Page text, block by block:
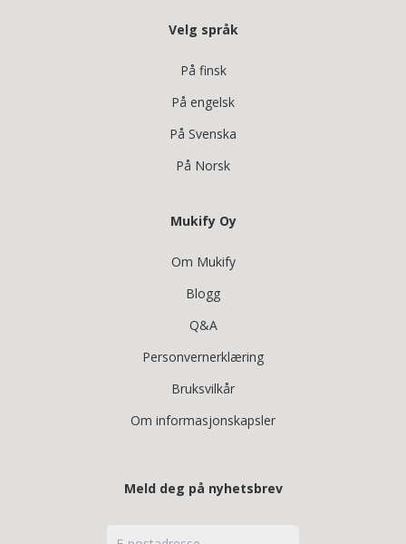
Velg språk
På finsk
På engelsk
På Svenska
På Norsk
Mukify Oy
Om Mukify
Blogg
Q&A
Personvernerklæring
Bruksvilkår
Om informasjonskapsler
Meld deg på nyhetsbrev